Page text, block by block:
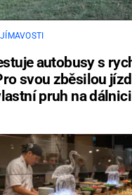
autobusy s
svou zběsilou
pruh na dálnici